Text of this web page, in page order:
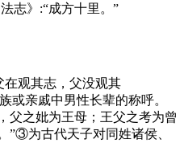
志》:“成方十里。”
观其志，父没观其
或亲戚中男性长辈的称呼。
父之妣为王母；王父之考为曾
”③为古代天子对同姓诸侯、